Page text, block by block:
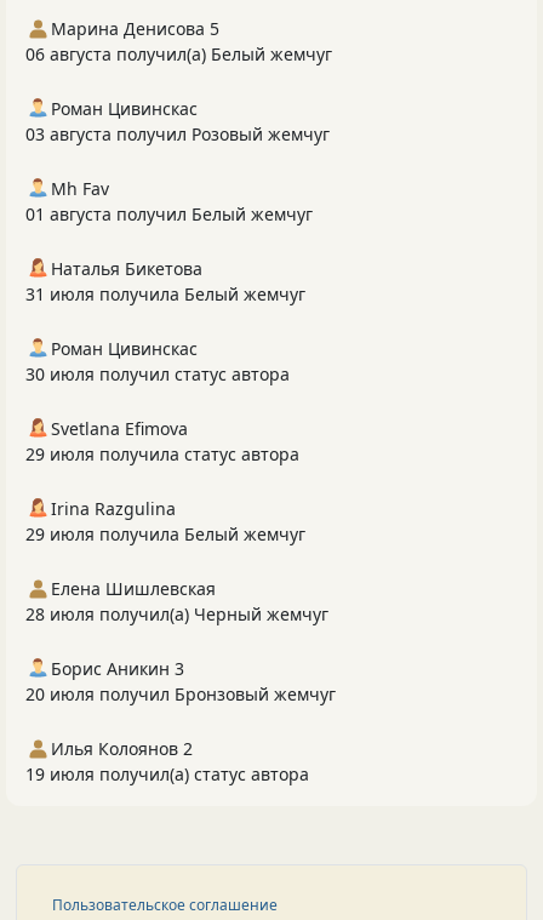
Марина Денисова 5
06 августа получил(а) Белый жемчуг
Роман Цивинскас
03 августа получил Розовый жемчуг
Mh Fav
01 августа получил Белый жемчуг
Наталья Бикетова
31 июля получила Белый жемчуг
Роман Цивинскас
30 июля получил статус автора
Svetlana Efimova
29 июля получила статус автора
Irina Razgulina
29 июля получила Белый жемчуг
Елена Шишлевская
28 июля получил(а) Черный жемчуг
Борис Аникин 3
20 июля получил Бронзовый жемчуг
Илья Колоянов 2
19 июля получил(а) статус автора
Пользовательское соглашение